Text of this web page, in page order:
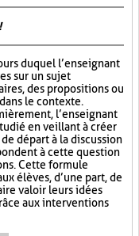
duquel l’enseignant
sur un sujet
des propositions ou
le contexte.
l’enseignant
en veillant à créer
départ à la discussion
à cette question
Cette formule
élèves, d’une part, de
valoir leurs idées
aux interventions